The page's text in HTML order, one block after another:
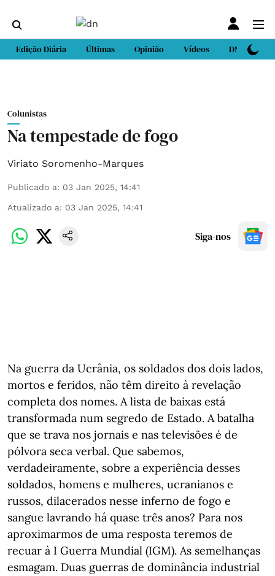
Edição Diária Últimas Opinião Vídeos DN Sport
Colunistas
Na tempestade de fogo
Viriato Soromenho-Marques
Publicado a: 03 Jan 2025, 14:41
Atualizado a: 03 Jan 2025, 14:41
Siga-nos
Na guerra da Ucrânia, os soldados dos dois lados,
mortos e feridos, não têm direito à revelação
completa dos nomes. A lista de baixas está
transformada num segredo de Estado. A batalha
que se trava nos jornais e nas televisões é de
pólvora seca verbal. Que sabemos,
verdadeiramente, sobre a experiência desses
soldados, homens e mulheres, ucranianos e
russos, dilacerados nesse inferno de fogo e
sangue lavrando há quase três anos? Para nos
aproximarmos de uma resposta teremos de
recuar à I Guerra Mundial (IGM). As semelhanças
esmagam. Duas guerras de dominância industrial